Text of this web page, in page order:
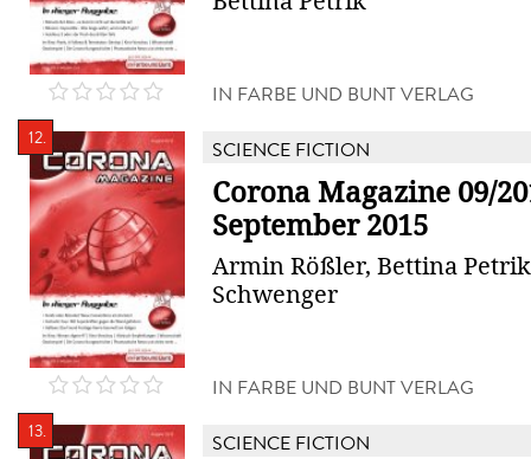
IN FARBE UND BUNT VERLAG
12. SCIENCE FICTION
Corona Magazine 09/
September 2015
Armin Rößler, Bettina
Schwenger
IN FARBE UND BUNT VERLAG
13. SCIENCE FICTION